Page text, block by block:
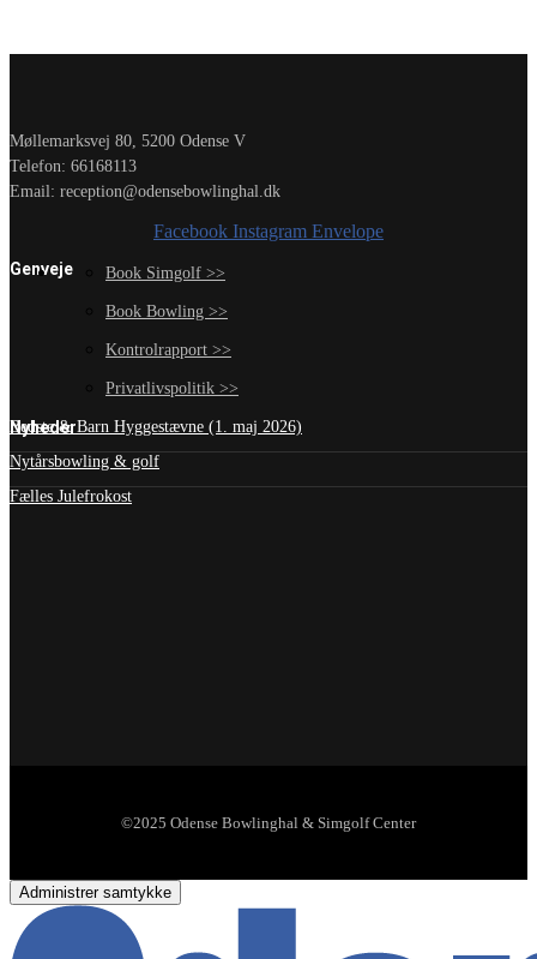
Møllemarksvej 80, 5200 Odense V
Telefon: 66168113
Email: reception@odensebowlinghal.dk
Facebook Instagram Envelope
Genveje Book Simgolf >>
Book Bowling >>
Kontrolrapport >>
Privatlivspolitik >>
Nyheder
Bedste & Barn Hyggestævne (1. maj 2026)
Nytårsbowling & golf
Fælles Julefrokost
©2025 Odense Bowlinghal & Simgolf Center
Administrer samtykke